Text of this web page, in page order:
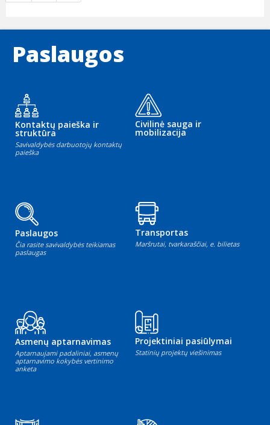
Paslaugos
Kontaktų paieška ir
struktūra
Savivaldybės darbuotojų kontaktų
paieška
Civilinė sauga ir
mobilizacija
Paslaugos
Čia rasite savivaldybės teikiamas
paslaugas
Transportas
Maršrutai, tvarkaraščiai, e. bilietas
Asmenų aptarnavimas
Aptarnaujami padaliniai, asmenų
aptarnavimo kokybės vertinimo
anketa
Projektiniai pasiūlymai
Statinių projektų viešinimas